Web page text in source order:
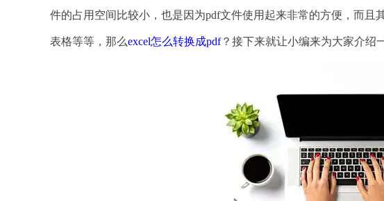
件的占用空间比较小，也是因为pdf文件使用起来非常的方便，而且
表格等等，那么excel怎么转换成pdf？接下来就让小编来为大家介绍